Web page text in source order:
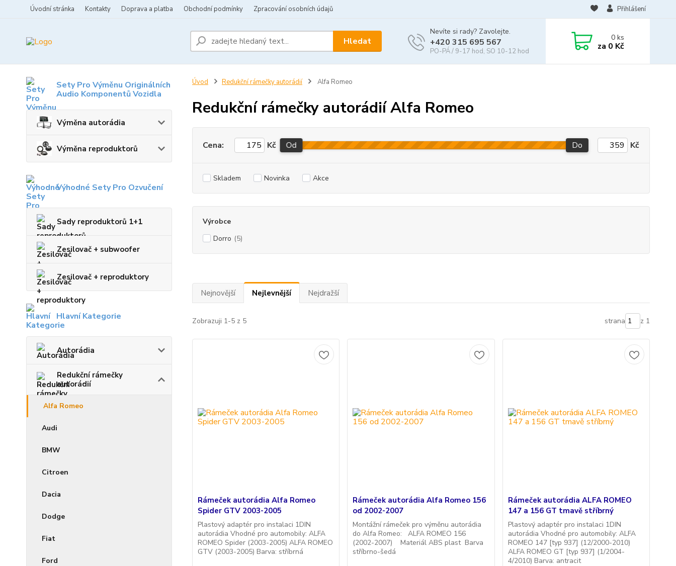
Úvodní stránka Kontakty Doprava a platba Obchodní podmínky Zpracování osobních údajů Přihlášení
Hledat
Nevíte si rady? Zavolejte.
+420 315 695 567
PO-PÁ / 9-17 hod, SO 10-12 hod
0ks
za 0 Kč
Sety Pro Výměnu Originálních
Audio Komponentů Vozidla
Výměna autorádia
Výměna reproduktorů
Výhodné Sety Pro Ozvučení
Sady reproduktorů 1+1
Zesilovač + subwoofer
Zesilovač + reproduktory
Hlavní Kategorie
Autorádia
Redukční rámečky
autorádií
Alfa Romeo
Audi
BMW
Citroen
Dacia
Dodge
Fiat
Ford
Úvod Redukční rámečky autorádií Alfa Romeo
Redukční rámečky autorádií Alfa Romeo
Cena: Kč Od Do Kč
Skladem Novinka Akce
Výrobce
Dorro (5)
Nejnovější Nejlevnější Nejdražší
Zobrazuji 1-5 z 5 strana z 1
Rámeček autorádia Alfa Romeo
Spider GTV 2003-2005
Plastový adaptér pro instalaci 1DIN
autorádia Vhodné pro automobily: ALFA
ROMEO Spider (2003-2005) ALFA ROMEO
GTV (2003-2005) Barva: stříbrná
Rámeček autorádia Alfa Romeo 156
od 2002-2007
Montážní rámeček pro výměnu autorádia
do Alfa Romeo: ALFA ROMEO 156
(2002-2007) Materiál ABS plast Barva
stříbrno-šedá
Rámeček autorádia ALFA ROMEO
147 a 156 GT tmavě stříbrný
Plastový adaptér pro instalaci 1DIN
autorádia Vhodné pro automobily: ALFA
ROMEO 147 [typ 937] (12/2000-2010)
ALFA ROMEO GT [typ 937] (1/2004-
4/2010) Barva: antracit